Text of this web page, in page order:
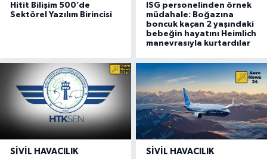
Hitit Bilişim 500’de
Sektörel Yazılım Birincisi
ISG personelinden örnek
müdahale: Boğazına
boncuk kaçan 2 yaşındaki
bebeğin hayatını Heimlich
manevrasıyla kurtardılar
SIVIL HAVACILIK SIVIL HAVACILIK